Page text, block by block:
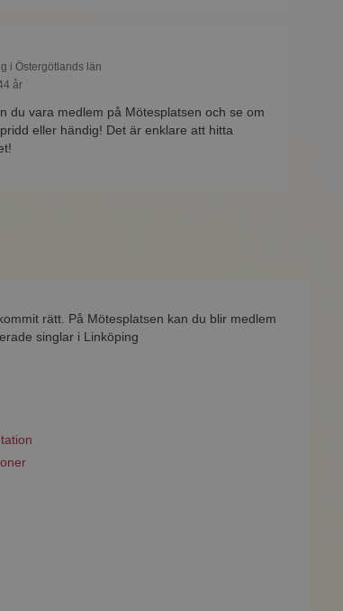
i Östergötlands län
år
du vara medlem på Mötesplatsen och se om
eller händig! Det är enklare att hitta
rätt. På Mötesplatsen kan du blir medlem
singlar i Linköping